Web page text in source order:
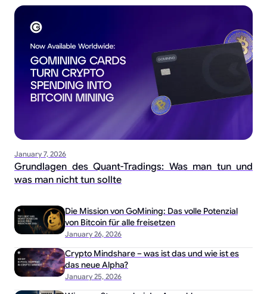
January 7, 2026
Grundlagen des Quant-Tradings: Was man tun und
was man nicht tun sollte
January 26, 2026
Die Mission von GoMining: Das volle Potenzial
von Bitcoin für alle freisetzen
January 25, 2026
Crypto Mindshare – was ist das und wie ist es
das neue Alpha?